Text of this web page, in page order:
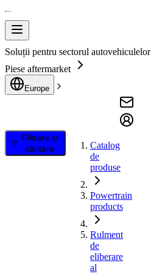
Soluții pentru sectorul autovehiculelor
Piese aftermarket
Europe
Filtrare și
căutare
Catalog
de
produse
Powertrain
products
Rulment
de
eliberare
al